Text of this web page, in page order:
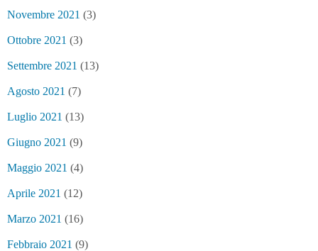
Novembre 2021 (3)
Ottobre 2021 (3)
Settembre 2021 (13)
Agosto 2021 (7)
Luglio 2021 (13)
Giugno 2021 (9)
Maggio 2021 (4)
Aprile 2021 (12)
Marzo 2021 (16)
Febbraio 2021 (9)